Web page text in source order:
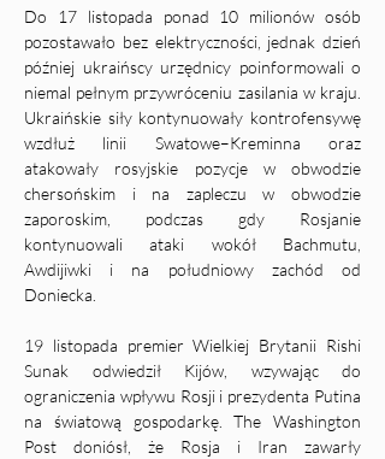
Do 17 listopada ponad 10 milionów osób
pozostawało bez elektryczności, jednak dzień
później ukraińscy urzędnicy poinformowali o
niemal pełnym przywróceniu zasilania w kraju.
Ukraińskie siły kontynuowały kontrofensywę
wzdłuż linii Swatowe–Kreminna oraz
atakowały rosyjskie pozycje w obwodzie
chersońskim i na zapleczu w obwodzie
zaporoskim, podczas gdy Rosjanie
kontynuowali ataki wokół Bachmutu,
Awdijiwki i na południowy zachód od
Doniecka.
19 listopada premier Wielkiej Brytanii Rishi
Sunak odwiedził Kijów, wzywając do
ograniczenia wpływu Rosji i prezydenta Putina
na światową gospodarkę. The Washington
Post doniósł, że Rosja i Iran zawarły